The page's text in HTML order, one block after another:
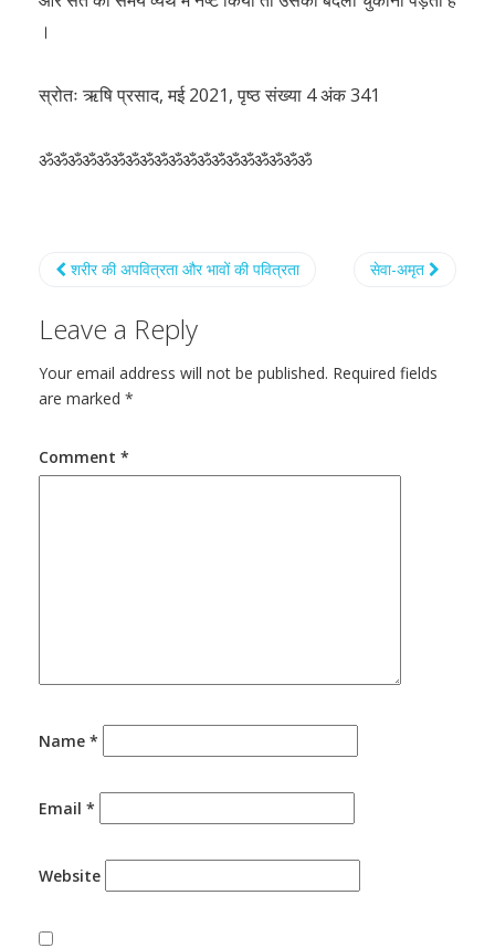
।
स्रोतः ऋषि प्रसाद, मई 2021, पृष्ठ संख्या 4 अंक 341
ॐॐॐॐॐॐॐॐॐॐॐॐॐॐॐॐॐॐॐ
शरीर की अपवित्रता और भावों की पवित्रता सेवा-अमृत
Leave a Reply
Your email address will not be published. Required fields
are marked *
Comment *
Name *
Email *
Website